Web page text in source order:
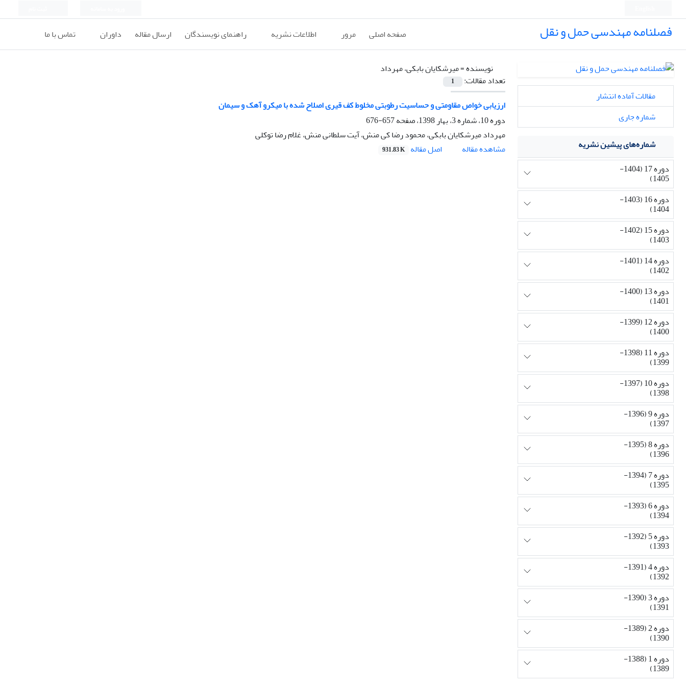
فصلنامه مهندسی حمل و نقل صفحه اصلی مرور اطلاعات نشریه راهنمای نویسندگان ارسال مقاله داوران تماس با ما
نویسنده =میرشکایان بابکی، مهرداد
تعداد مقالات:
1
ارزیابی خواص مقاومتی و حساسیت رطوبتی مخلوط کف قیری اصلاح شده با میکرو آهک و سیمان
دوره 10، شماره 3، بهار 1398، صفحه
657-676
مهرداد میرشکایان بابکی، محمود رضا کی منش، آیت سلطانی منش، غلام رضا توکلی
مشاهده مقاله
اصل مقاله 931.83 K
مقالات آماده انتشار
شماره جاری
شماره‌های پیشین نشریه
دوره 17 (1404-
1405)
دوره 16 (1403-
1404)
دوره 15 (1402-
1403)
دوره 14 (1401-
1402)
دوره 13 (1400-
1401)
دوره 12 (1399-
1400)
دوره 11 (1398-
1399)
دوره 10 (1397-
1398)
دوره 9 (1396-
1397)
دوره 8 (1395-
1396)
دوره 7 (1394-
1395)
دوره 6 (1393-
1394)
دوره 5 (1392-
1393)
دوره 4 (1391-
1392)
دوره 3 (1390-
1391)
دوره 2 (1389-
1390)
دوره 1 (1388-
1389)